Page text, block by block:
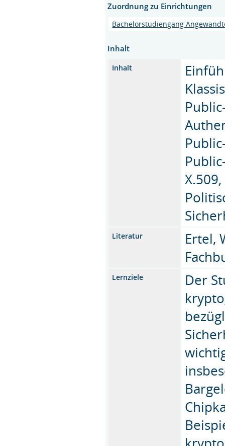
Zuordnung zu Einrichtungen
Bachelorstudiengang
Inhalt
Inhalt
X.509,
Literatur
Ertel,
Lernziele
Der